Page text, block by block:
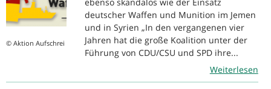
© Aktion Aufschrei
deutscher Waffen und Munition im Jemen
und in Syrien „In den vergangenen vier
Jahren hat die große Koalition unter der
Führung von CDU/CSU und SPD ihre...
Weiterlesen